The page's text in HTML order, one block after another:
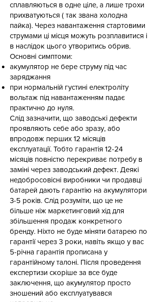
сплавляються в одне ціле, а лише трохи
прихватуються ( так звана холодна
пайка). Через навантаження стартовими
струмами ці місця можуть розплавитися і
в наслідок цього утворитись обрив.
Основні симптоми:
акумулятор не бере струму під час
заряджання
при нормальній густині електроліту
вольтаж під навантаженням падає
практично до нуля.
Слід зазначити, що заводські дефекти
проявляють себе або зразу, або
впродовж перших 12 місяців
експлуатації. Тобто гарантія 12-24
місяців повністю перекриває потребу в
заміні через заводський дефект. Деякі
недобросовісні виробники чи продавці
батарей дають гарантію на акумулятори
3-5 років. Слід розуміти, що це не
більше ніж маркетинговий хід для
збільшення продаж конкретного
бренду. Ніхто не буде міняти батарею по
гарантії через 3 роки, навіть якщо у вас
5-річна гарантія прописана у
гарантійному талоні. Після проведення
експертизи скоріше за все буде
заключення, що акумулятор просто
зношений або експлуатувався